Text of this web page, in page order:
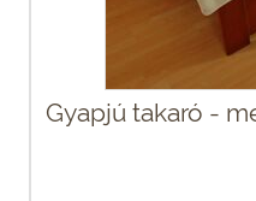
Gyapjú takaró -